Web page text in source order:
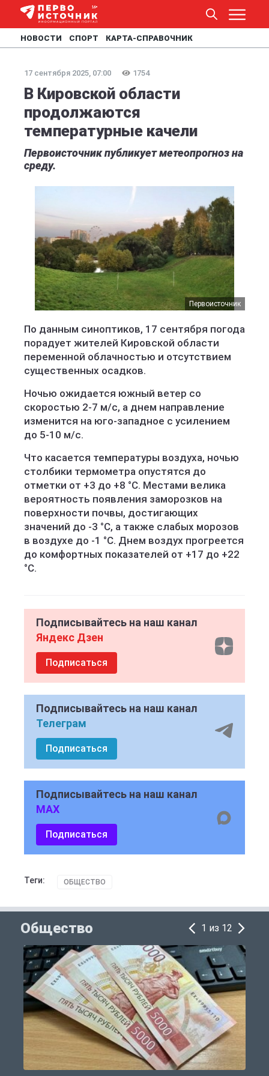
НОВОСТИ СПОРТ КАРТА-СПРАВОЧНИК
17 сентября 2025, 07:00 1754
В Кировской области
продолжаются
температурные качели
Первоисточник публикует метеопрогноз на
среду.
Первоисточник
По данным синоптиков, 17 сентября погода
порадует жителей Кировской области
переменной облачностью и отсутствием
существенных осадков.
Ночью ожидается южный ветер со
скоростью 2-7 м/с, а днем направление
изменится на юго-западное с усилением
до 5-10 м/с.
Что касается температуры воздуха, ночью
столбики термометра опустятся до
отметки от +3 до +8 °C. Местами велика
вероятность появления заморозков на
поверхности почвы, достигающих
значений до -3 °C, а также слабых морозов
в воздухе до -1 °C. Днем воздух прогреется
до комфортных показателей от +17 до +22
°C.
Подписывайтесь на наш канал
Яндекс Дзен
Подписаться
Подписывайтесь на наш канал
Телеграм
Подписаться
Подписывайтесь на наш канал
MAX
Подписаться
Теги: ОБЩЕСТВО
Общество 1 из 12